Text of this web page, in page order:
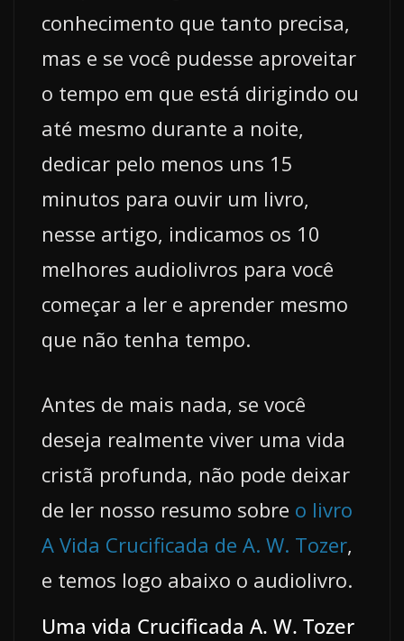
conhecimento que tanto precisa,
mas e se você pudesse aproveitar
o tempo em que está dirigindo ou
até mesmo durante a noite,
dedicar pelo menos uns 15
minutos para ouvir um livro,
nesse artigo, indicamos os 10
melhores audiolivros para você
começar a ler e aprender mesmo
que não tenha tempo.
Antes de mais nada, se você
deseja realmente viver uma vida
cristã profunda, não pode deixar
de ler nosso resumo sobre o livro
A Vida Crucificada de A. W. Tozer,
e temos logo abaixo o audiolivro.
Uma vida Crucificada A. W. Tozer